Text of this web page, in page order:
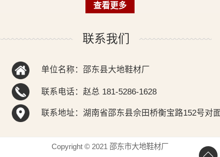
查看更多
联系我们
单位名称：邵东县大地鞋材厂
联系电话：赵总 181-5286-1628
联系地址：湖南省邵东县佘田桥衡宝路152号对
Copyright © 2021 邵东市大地鞋材厂